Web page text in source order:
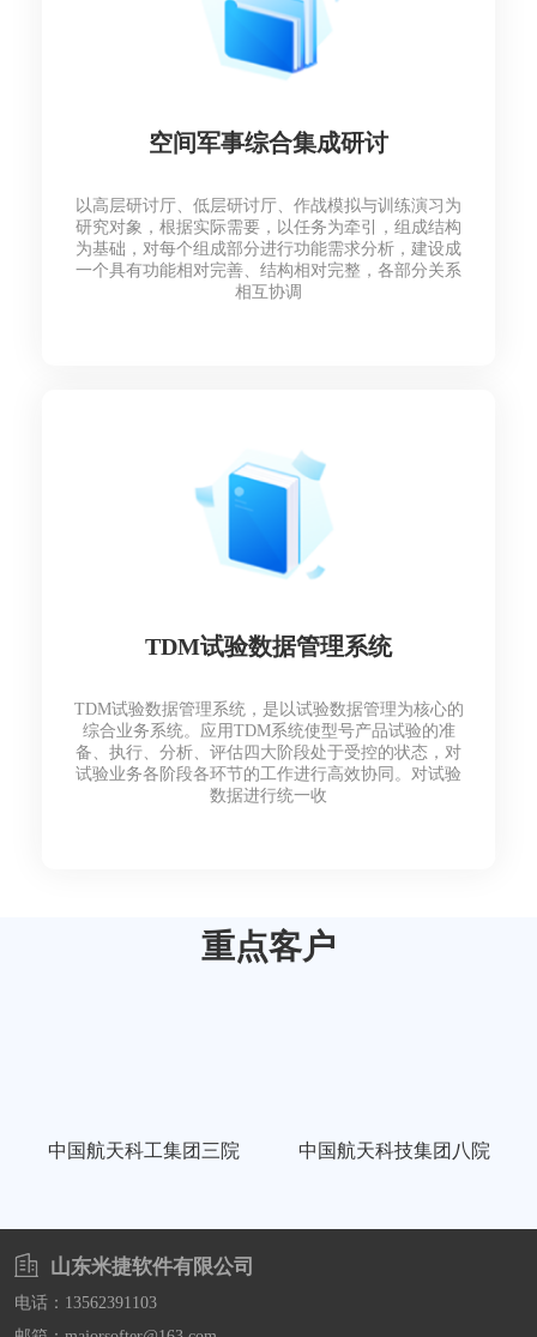
空间军事综合集成研讨
以高层研讨厅、低层研讨厅、作战模拟与训练演习为
研究对象，根据实际需要，以任务为牵引，组成结构
为基础，对每个组成部分进行功能需求分析，建设成
一个具有功能相对完善、结构相对完整，各部分关系
相互协调
TDM试验数据管理系统
TDM试验数据管理系统，是以试验数据管理为核心的
综合业务系统。应用TDM系统使型号产品试验的准
备、执行、分析、评估四大阶段处于受控的状态，对
试验业务各阶段各环节的工作进行高效协同。对试验
数据进行统一收
重点客户
中国航天科工集团三院 中国航天科技集团八院
山东米捷软件有限公司
电话：13562391103